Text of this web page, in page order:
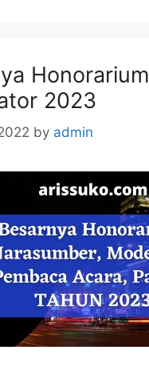
Honorarium
2023
by admin